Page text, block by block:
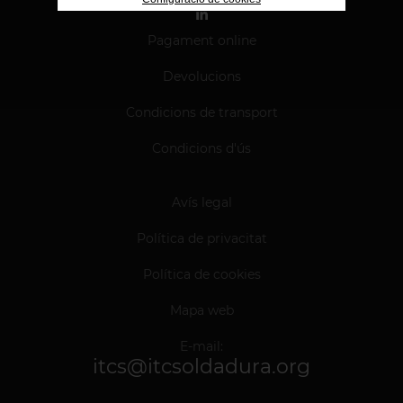
Pagament online
Devolucions
Condicions de transport
Condicions d'ús
Avís legal
Política de privacitat
Política de cookies
Mapa web
E-mail:
itcs@itcsoldadura.org